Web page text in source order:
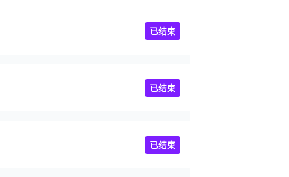
已结束
已结束
已结束